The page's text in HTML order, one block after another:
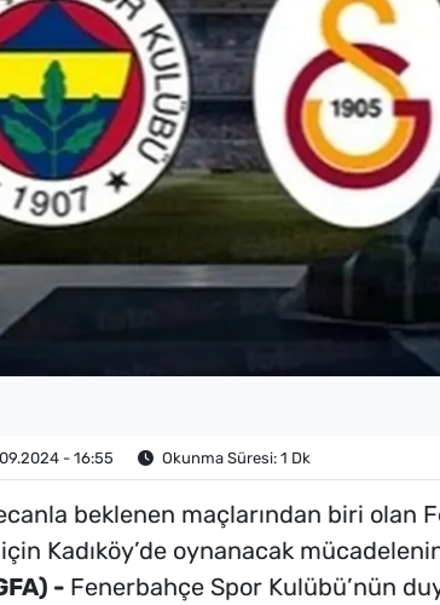
- 16:55 Okunma Süresi: 1 Dk
beklenen maçlarından biri olan
Kadıköy’de oynanacak
- Fenerbahçe Spor Kulübü’nün